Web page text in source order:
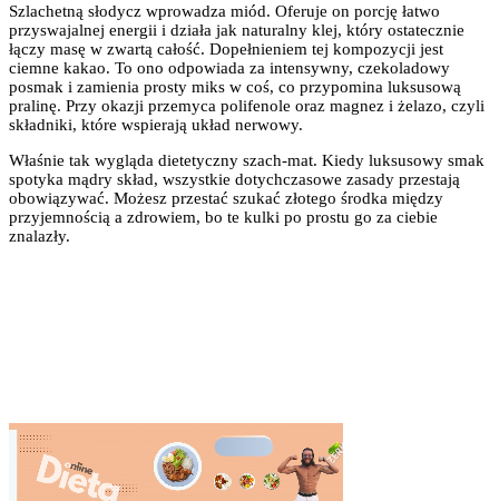
Szlachetną słodycz wprowadza miód. Oferuje on porcję łatwo
przyswajalnej energii i działa jak naturalny klej, który ostatecznie
łączy masę w zwartą całość. Dopełnieniem tej kompozycji jest
ciemne kakao. To ono odpowiada za intensywny, czekoladowy
posmak i zamienia prosty miks w coś, co przypomina luksusową
pralinę. Przy okazji przemyca polifenole oraz magnez i żelazo, czyli
składniki, które wspierają układ nerwowy.
Właśnie tak wygląda dietetyczny szach-mat. Kiedy luksusowy smak
spotyka mądry skład, wszystkie dotychczasowe zasady przestają
obowiązywać. Możesz przestać szukać złotego środka między
przyjemnością a zdrowiem, bo te kulki po prostu go za ciebie
znalazły.